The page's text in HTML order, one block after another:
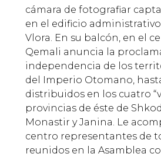
cámara de fotografiar
en el edificio
Vlora. En su balcón, en el
Qemali anuncia la
independencia de los
del Imperio Otomano,
distribuidos en los cuatro
provincias de éste de
Monastir y Janina. Le
centro representantes de
reunidos en la Asamblea